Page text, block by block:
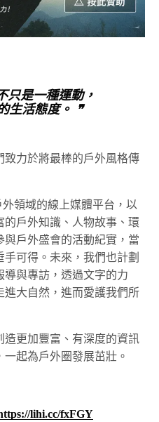
只是一種運動，
生活態度。 ❞
致力於將最棒的戶外風格傳
領域的線上媒體平台，以
的戶外知識、人物故事、環
戶外盛會的活動紀實，當
可得。未來，我們也計劃
與專訪，透過文字的力
進大自然，進而愛護我們所
更加豐富、有深度的資訊
起為戶外圈發展茁壯。
lihi.cc/fxFGY